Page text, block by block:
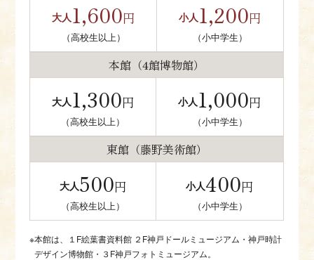
大人1,600円
（高校生以上）
小人1,200円
（小中学生）
本館（4館博物館）
大人1,300円
（高校生以上）
小人1,000円
（小中学生）
東館（藤野美術館）
大人500円
（高校生以上）
小人400円
（小中学生）
本館は、１F絵葉書資料館 ２F神戸ドールミュージアム・神戸時計
デザイン博物館・３F神戸フォトミュージアム。